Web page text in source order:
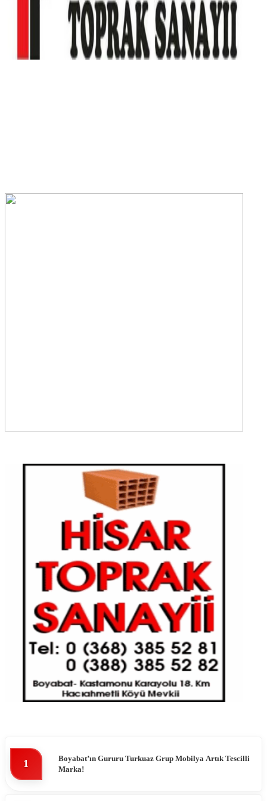
1
Boyabat’ın Gururu Turkuaz Grup Mobilya Artık Tescilli
Marka!